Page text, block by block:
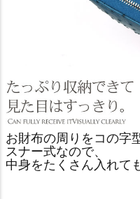
お財布の周りをコの字
スナー式なので、
中身をたくさん入れて